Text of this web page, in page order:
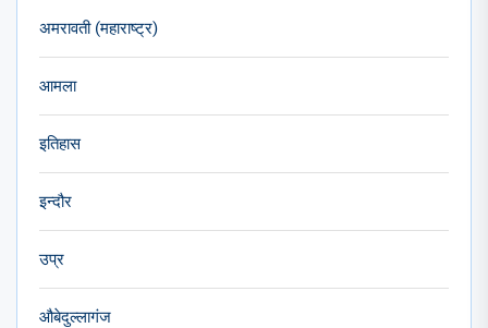
अमरावती (महाराष्ट्र)
आमला
इतिहास
इन्दौर
उप्र
औबेदुल्लागंज